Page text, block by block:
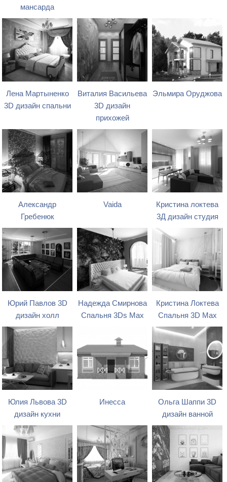
мансарда
Лена Мартыненко
3D дизайн спальни
Виталия Васильева
3D дизайн
прихожей
Эльмира Оруджова
Александр
Гребенюк
Vaida
Кристина локтева
3Д дизайн студия
Юрий Павлов 3D
дизайн холл
Надежда Смирнова
Спальня 3Ds Max
Кристина Локтева
Спальня 3D Max
Юлия Львова 3D
дизайн кухни
Инесса
Ольга Шаппи 3D
дизайн ванной